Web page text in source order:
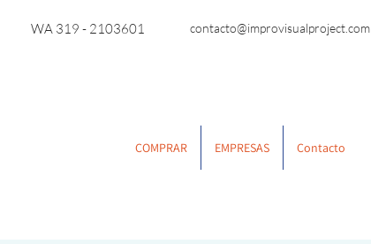
WA 319 - 2103601 contacto@improvisualproject.com
COMPRAR EMPRESAS Contacto